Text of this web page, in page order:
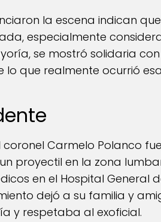
la escena indican
especialmente
se mostró solidaria
que realmente ocurrió
Carmelo Polanco
proyectil en la zona
en el Hospital General
dejó a su familia y
y respetaba al exoficial.